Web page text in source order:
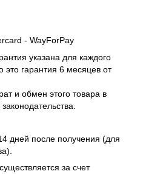
- WayForPay
указана для каждого
это гарантия 6 месяцев от
и обмен этого товара в
дней после получения (для
за счет